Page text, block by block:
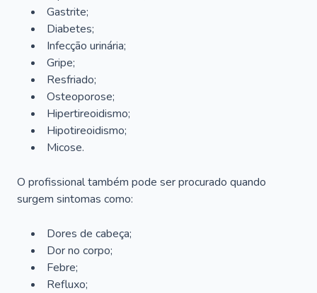
Gastrite;
Diabetes;
Infecção urinária;
Gripe;
Resfriado;
Osteoporose;
Hipertireoidismo;
Hipotireoidismo;
Micose.
O profissional também pode ser procurado quando
surgem sintomas como:
Dores de cabeça;
Dor no corpo;
Febre;
Refluxo;